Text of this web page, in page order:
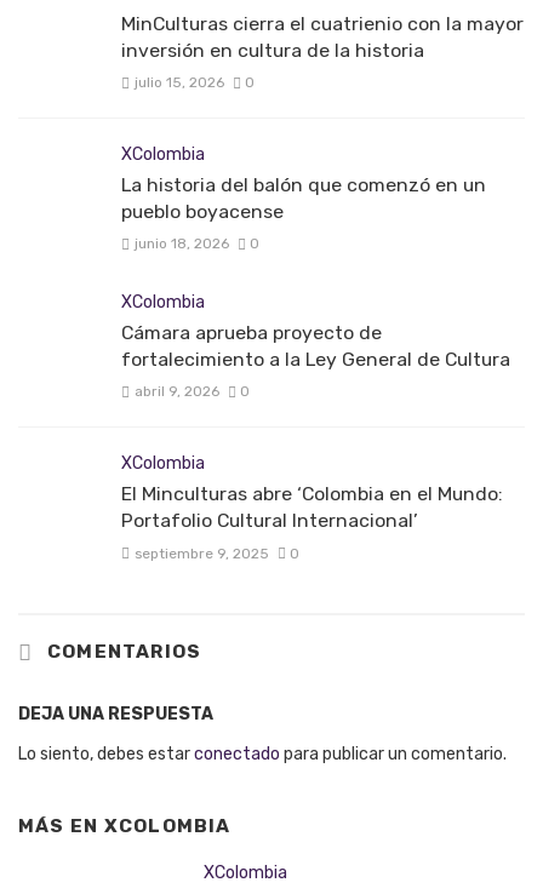
MinCulturas cierra el cuatrienio con la mayor
inversión en cultura de la historia
julio 15, 2026 0
XColombia
La historia del balón que comenzó en un
pueblo boyacense
junio 18, 2026 0
XColombia
Cámara aprueba proyecto de
fortalecimiento a la Ley General de Cultura
abril 9, 2026 0
XColombia
El Minculturas abre ‘Colombia en el Mundo:
Portafolio Cultural Internacional’
septiembre 9, 2025 0
COMENTARIOS
DEJA UNA RESPUESTA
Lo siento, debes estarconectado para publicar un comentario.
MÁS EN XCOLOMBIA
XColombia